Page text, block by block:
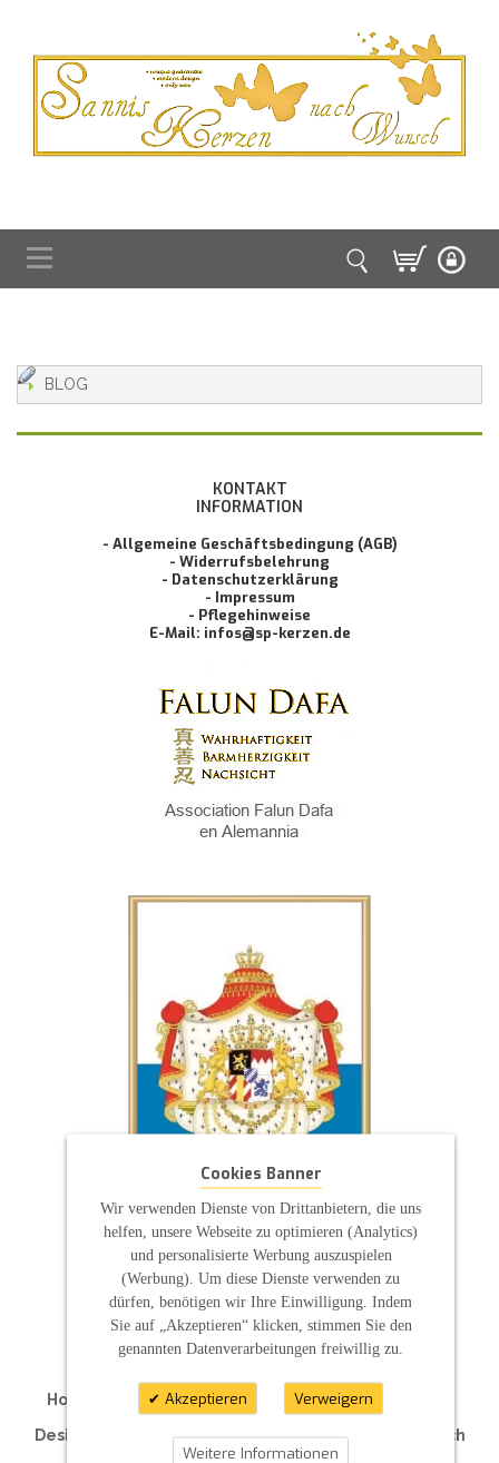
BLOG
KONTAKT
INFORMATION
- Allgemeine Geschäftsbedingung (AGB)
- Widerrufsbelehrung
- Datenschutzerklärung
- Impressum
- Pflegehinweise
E-Mail: infos@sp-kerzen.de
ZAHLUNGSARTEN
Hochzeitskerzen | Taufkerzen | Kommunionkerzen
Traukerzen | Traurerkerzen | Hotelkerzen
Designkerzen | Kerzen für Ihre Feier | Individuell nach
Maß
Cookies Banner
Wir verwenden Dienste von Drittanbietern, die uns
helfen, unsere Webseite zu optimieren (Analytics)
und personalisierte Werbung auszuspielen
(Werbung). Um diese Dienste verwenden zu
dürfen, benötigen wir Ihre Einwilligung. Indem
Sie auf „Akzeptieren“ klicken, stimmen Sie den
genannten Datenverarbeitungen freiwillig zu.
Akzeptieren Verweigern
Weitere Informationen